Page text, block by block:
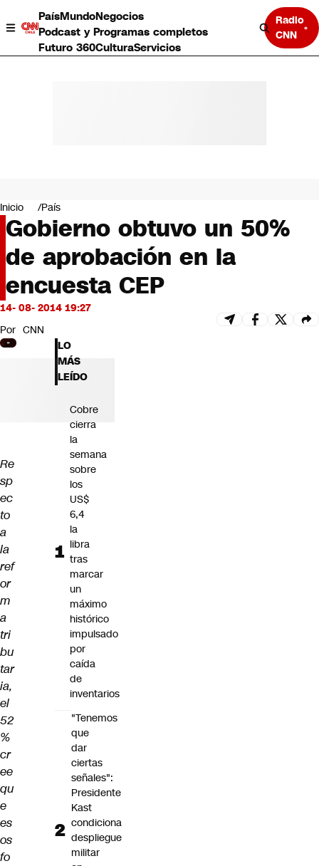
PaísMundoNegocios
Podcast y Programas completos
Futuro 360CulturaServicios
Radio
CNN
Negocios
Deportes
Programas completos
Cultura
Servicios
Bits
CNN tiempo
Futuro 360
Opinión
Inicio País
Gobierno obtuvo un 50%
de aprobación en la
encuesta CEP
14- 08- 2014 19:27
Por CNN
Re
sp
ec
to
a
la
ref
or
m
a
tri
bu
tar
ia,
el
52
%
cr
ee
qu
e
es
os
fo
LO
MÁS
LEÍDO
Cobre
cierra
la
semana
sobre
los
US$
6,4
la
libra
tras
marcar
un
máximo
histórico
impulsado
por
caída
de
inventarios
"Tenemos
que
dar
ciertas
señales":
Presidente
Kast
condiciona
despliegue
militar